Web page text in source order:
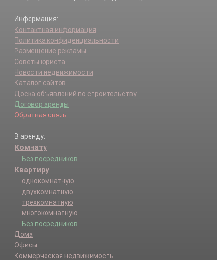
Информация:
Контактная информация
Политика конфиденциальности
Размещение рекламы
Советы юриста
Новости недвижимости
Каталог сайтов
Доска объявлений по строительству
Договор аренды
Обратная связь
В аренду:
Комнату
Без посредников
Квартиру
однокомнатную
двухкомнатную
трехкомнатную
многокомнатную
Без посредников
Дома
Офисы
Коммерческая недвижимость